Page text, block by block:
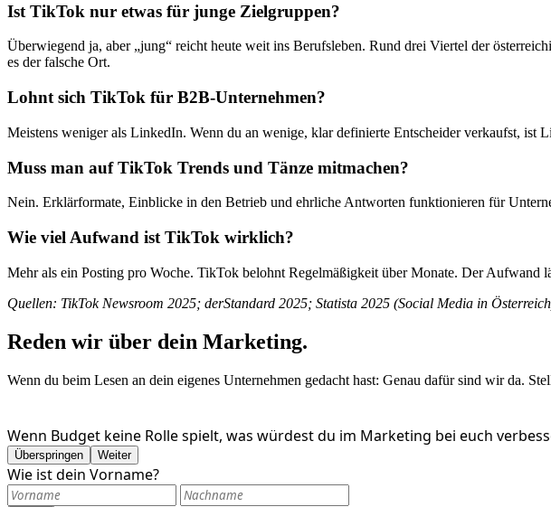
Ist TikTok nur etwas für junge Zielgruppen?
Überwiegend ja, aber „jung“ reicht heute weit ins Berufsleben. Rund drei Viertel der
es der falsche Ort.
Lohnt sich TikTok für B2B-Unternehmen?
Meistens weniger als LinkedIn. Wenn du an wenige, klar definierte Entscheider verkaufst, ist
Muss man auf TikTok Trends und Tänze mitmachen?
Nein. Erklärformate, Einblicke in den Betrieb und ehrliche Antworten funktionieren für
Wie viel Aufwand ist TikTok wirklich?
Mehr als ein Posting pro Woche. TikTok belohnt Regelmäßigkeit über Monate. Der Aufwand
Quellen: TikTok Newsroom 2025; derStandard 2025; Statista 2025 (Social Media in
Reden wir über dein Marketing.
Wenn du beim Lesen an dein eigenes Unternehmen gedacht hast: Genau dafür sind wir da.
Wenn Budget keine Rolle spielt, was würdest du im Marketing bei euch
Überspringen Weiter
Wie ist dein Vorname?